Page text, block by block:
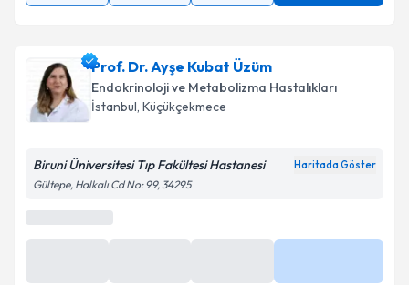
Prof. Dr. Ayşe Kubat Üzüm
Endokrinoloji ve Metabolizma Hastalıkları
İstanbul, Küçükçekmece
Biruni Üniversitesi Tıp Fakültesi Hastanesi Haritada Göster
Gültepe, Halkalı Cd No: 99, 34295